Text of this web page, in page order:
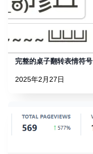
完整的桌子翻转表情符号
2025年2月27日